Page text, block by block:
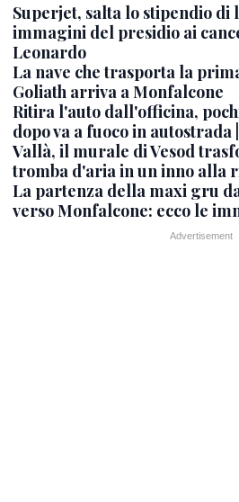
Superjet, salta lo stipendio di
immagini del presidio ai
Leonardo
La nave che trasporta la
Goliath arriva a Monfalcone
Ritira l'auto dall'officina,
dopo va a fuoco in autostrada
Vallà, il murale di Vesod
tromba d'aria in un inno alla
La partenza della maxi gru
verso Monfalcone: ecco le